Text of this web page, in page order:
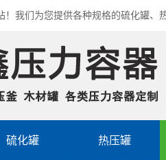
我们为您提供各种规格的硫化罐、
硫化罐 热压罐